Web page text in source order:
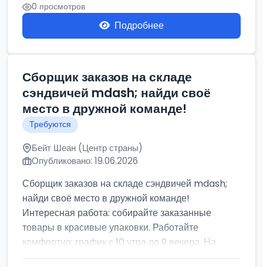
0 просмотров
Подробнее
Сборщик заказов на складе
сэндвичей mdash; найди своё
место в дружной команде!
Требуются
Бейт Шеан (Центр страны)
Опубликовано: 19.06.2026
Сборщик заказов на складе сэндвичей mdash;
найди своё место в дружной команде!
Интересная работа: собирайте заказанные
товары в красивые упаковки. Работайте
комфортно: график с 10 утра до 9 вечера. На...